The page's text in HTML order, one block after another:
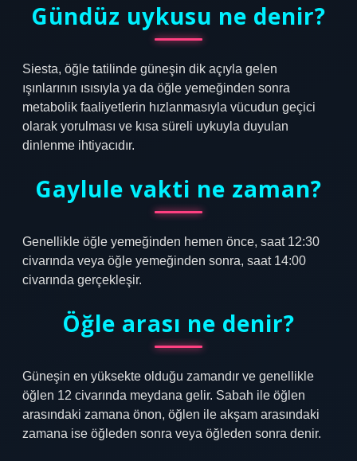
Gündüz uykusu ne denir?
Siesta, öğle tatilinde güneşin dik açıyla gelen
ışınlarının ısısıyla ya da öğle yemeğinden sonra
metabolik faaliyetlerin hızlanmasıyla vücudun geçici
olarak yorulması ve kısa süreli uykuyla duyulan
dinlenme ihtiyacıdır.
Gaylule vakti ne zaman?
Genellikle öğle yemeğinden hemen önce, saat 12:30
civarında veya öğle yemeğinden sonra, saat 14:00
civarında gerçekleşir.
Öğle arası ne denir?
Güneşin en yüksekte olduğu zamandır ve genellikle
öğlen 12 civarında meydana gelir. Sabah ile öğlen
arasındaki zamana önon, öğlen ile akşam arasındaki
zamana ise öğleden sonra veya öğleden sonra denir.